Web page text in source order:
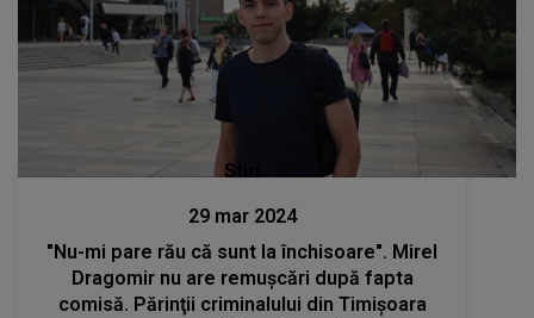
Stiri
29 mar 2024
"Nu-mi pare rău că sunt la închisoare". Mirel
Dragomir nu are remușcări după fapta
comisă. Părinţii criminalului din Timișoara